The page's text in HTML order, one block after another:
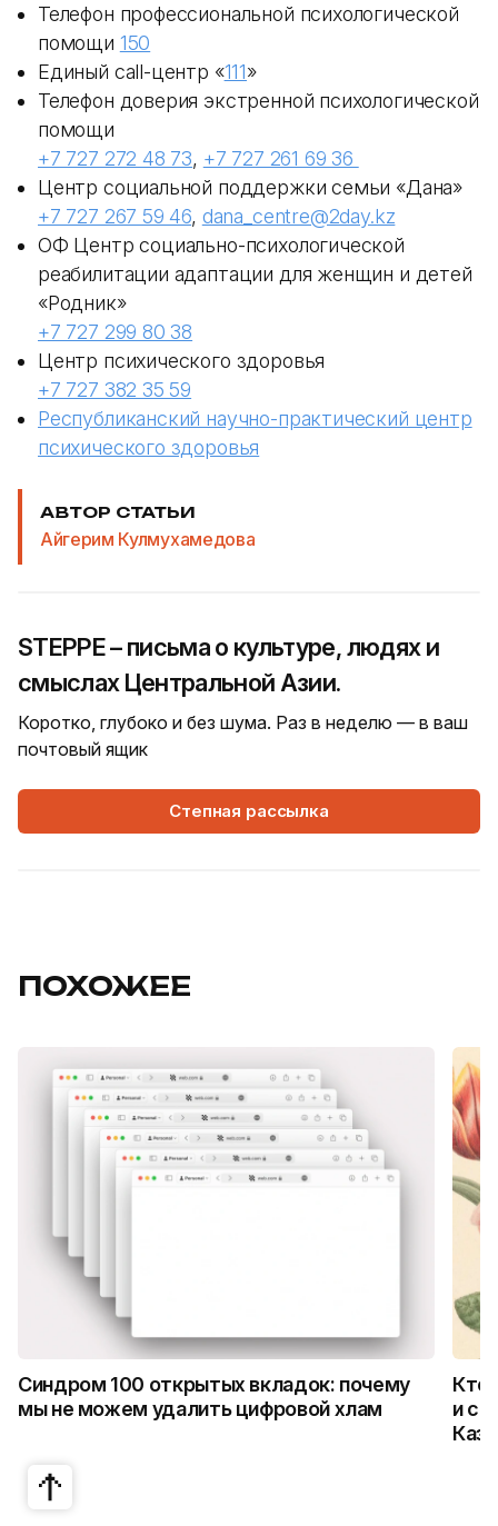
Телефон профессиональной психологической
помощи 150
Единый call-центр «111»
Телефон доверия экстренной психологической
помощи
+7 727 272 48 73, +7 727 261 69 36
Центр социальной поддержки семьи «Дана»
+7 727 267 59 46, dana_centre@2day.kz
ОФ Центр социально-психологической
реабилитации адаптации для женщин и детей
«Родник»
+7 727 299 80 38
Центр психического здоровья
+7 727 382 35 59
Республиканский научно-практический центр
психического здоровья
АВТОР СТАТЬИ
Айгерим Кулмухамедова
STEPPE – письма о культуре, людях и
смыслах Центральной Азии.
Коротко, глубоко и без шума. Раз в неделю — в ваш
почтовый ящик
Степная рассылка
ПОХОЖЕЕ
Синдром 100 открытых вкладок: почему
мы не можем удалить цифровой хлам
Кто
и